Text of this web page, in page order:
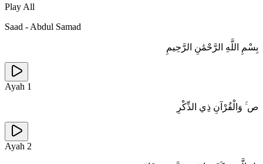
Play All
Saad - Abdul Samad
بِسْمِ اللَّهِ الرَّحْمَٰنِ الرَّحِيمِ
Ayah 1
ص ۚ وَالْقُرْآنِ ذِي الذِّكْرِ
Ayah 2